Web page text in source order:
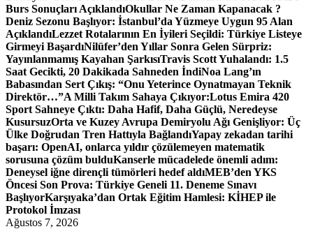
Burs Sonuçları AçıklandıOkullar Ne Zaman Kapanacak ?
Deniz Sezonu Başlıyor: İstanbul’da Yüzmeye Uygun 95 Alan
AçıklandıLezzet Rotalarının En İyileri Seçildi: Türkiye Listeye
Girmeyi BaşardıNilüfer’den Yıllar Sonra Gelen Sürpriz:
Yayınlanmamış Kayahan ŞarkısıTravis Scott Yuhalandı: 1.5
Saat Gecikti, 20 Dakikada Sahneden İndiNoa Lang’ın
Babasından Sert Çıkış: “Onu Yeterince Oynatmayan Teknik
Direktör…”A Milli Takım Sahaya Çıkıyor:Lotus Emira 420
Sport Sahneye Çıktı: Daha Hafif, Daha Güçlü, Neredeyse
KusursuzOrta ve Kuzey Avrupa Demiryolu Ağı Genişliyor: Üç
Ülke Doğrudan Tren Hattıyla BağlandıYapay zekadan tarihi
başarı: OpenAI, onlarca yıldır çözülemeyen matematik
sorusuna çözüm bulduKanserle mücadelede önemli adım:
Deneysel iğne dirençli tümörleri hedef aldıMEB’den YKS
Öncesi Son Prova: Türkiye Geneli 11. Deneme Sınavı
BaşlıyorKarşıyaka’dan Ortak Eğitim Hamlesi: KİHEP ile
Protokol İmzası
Ağustos 7, 2026